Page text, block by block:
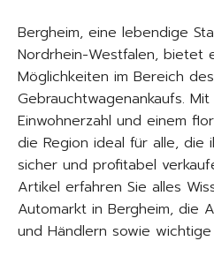
Bergheim, eine lebendige
Nordrhein-Westfalen, bietet
Möglichkeiten im Bereich des
Gebrauchtwagenankaufs.
Einwohnerzahl und einem
die Region ideal für alle, die
sicher und profitabel
Artikel erfahren Sie alles
Automarkt in Bergheim, die
und Händlern sowie